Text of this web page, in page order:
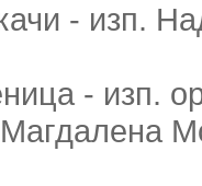
- изп.
- изп.